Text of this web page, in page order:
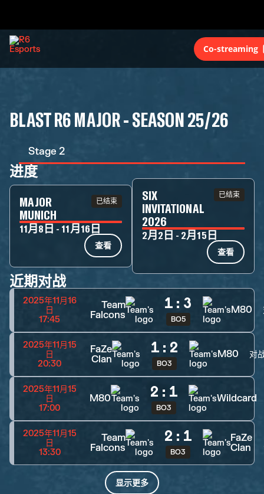
Co-streaming
BLAST R6 MAJOR - SEASON 25/26
Stage 2
进度
MAJOR
MUNICH
已结束
11月8日 - 11月16日
查看
SIX
INVITATIONAL
2026
已结束
2月2日 - 2月15日
查看
近期对战
2025年11月16
日
17:45
Team
Falcons
1 : 3
BO5
M80
2025年11月15
日
20:30
FaZe
Clan
1 : 2
BO3
M80 对
2025年11月15
日
17:00
M80 2 : 1
BO3
Wildcard
2025年11月15
日
13:30
Team
Falcons
2 : 1
BO3
FaZe
Clan
显示更多